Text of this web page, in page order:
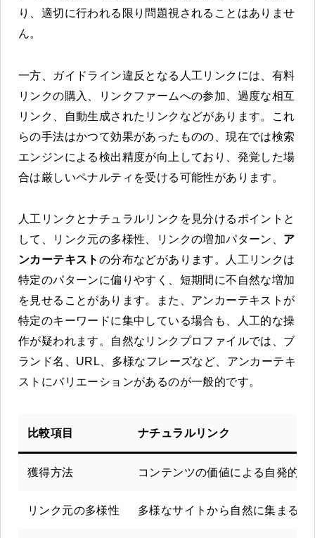
り、適切に行われる限り問題視されることはありませ
ん。
一方、ガイドライン違反となる人工リンクには、有料
リンクの購入、リンクファームへの参加、過度な相互
リンク、自動生成されたリンクなどがあります。これ
らの手法はかつて効果があったものの、現在では検索
エンジンによる検出精度が向上しており、発覚した場
合は厳しいペナルティを受ける可能性があります。
人工リンクとナチュラルリンクを見分けるポイントと
して、リンク元の多様性、リンクの増加パターン、 ア
ンカーテキスト の分布などがあります。人工リンクは
特定のパターンに偏りやすく、短期間に不自然な増加
を見せることがあります。また、アンカーテキストが
特定のキーワードに集中している場合も、人工的な操
作が疑われます。自然なリンクプロファイルでは、ブ
ランド名、URL、多様なフレーズなど、アンカーテキ
ストにバリエーションがあるのが一般的です。
比較項目 ナチュラルリンク
獲得方法 コンテンツの価値による自発的設
リンク元の多様性 多様なサイトから自然に集まる